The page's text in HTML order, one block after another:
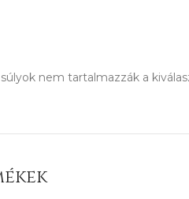
nem tartalmazzák a